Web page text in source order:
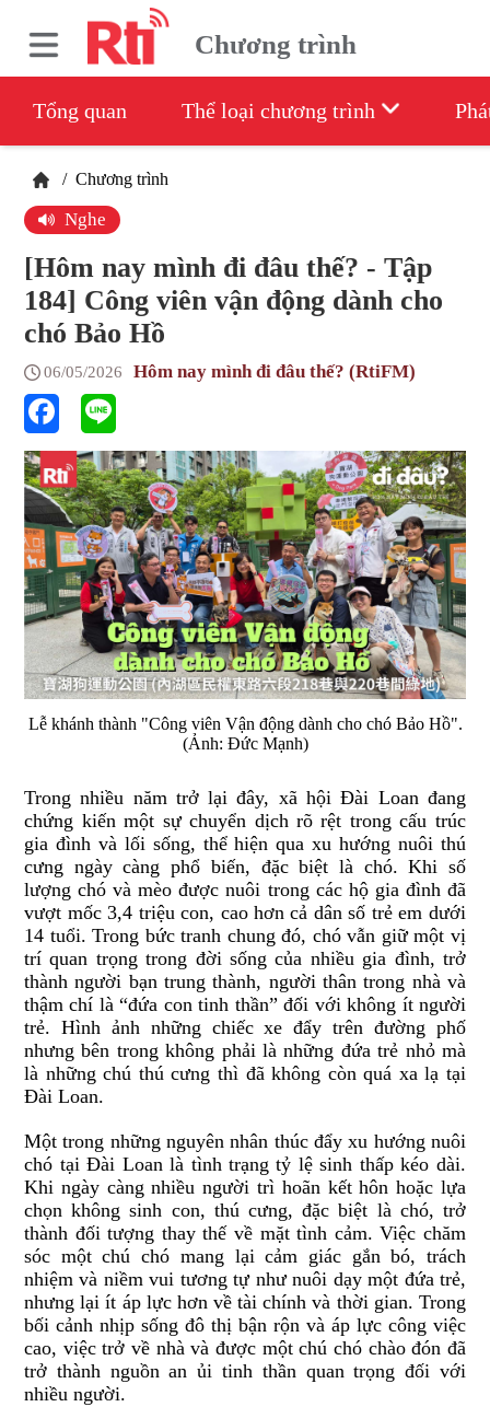
Chương trình
Tổng quan Thể loại chương trình
/ Chương trình
Nghe
[Hôm nay mình đi đâu thế? - Tập
184] Công viên vận động dành cho
chó Bảo Hồ
06/05/2026 Hôm nay mình đi đâu thế? (RtiFM)
Lễ khánh thành "Công viên Vận động dành cho chó Bảo Hồ".
(Ảnh: Đức Mạnh)
Trong nhiều năm trở lại đây, xã hội Đài Loan đang
chứng kiến một sự chuyển dịch rõ rệt trong cấu trúc
gia đình và lối sống, thể hiện qua xu hướng nuôi thú
cưng ngày càng phổ biến, đặc biệt là chó. Khi số
lượng chó và mèo được nuôi trong các hộ gia đình đã
vượt mốc 3,4 triệu con, cao hơn cả dân số trẻ em dưới
14 tuổi. Trong bức tranh chung đó, chó vẫn giữ một vị
trí quan trọng trong đời sống của nhiều gia đình, trở
thành người bạn trung thành, người thân trong nhà và
thậm chí là “đứa con tinh thần” đối với không ít người
trẻ. Hình ảnh những chiếc xe đẩy trên đường phố
nhưng bên trong không phải là những đứa trẻ nhỏ mà
là những chú thú cưng thì đã không còn quá xa lạ tại
Đài Loan.
Một trong những nguyên nhân thúc đẩy xu hướng nuôi
chó tại Đài Loan là tình trạng tỷ lệ sinh thấp kéo dài.
Khi ngày càng nhiều người trì hoãn kết hôn hoặc lựa
chọn không sinh con, thú cưng, đặc biệt là chó, trở
thành đối tượng thay thế về mặt tình cảm. Việc chăm
sóc một chú chó mang lại cảm giác gắn bó, trách
nhiệm và niềm vui tương tự như nuôi dạy một đứa trẻ,
nhưng lại ít áp lực hơn về tài chính và thời gian. Trong
bối cảnh nhịp sống đô thị bận rộn và áp lực công việc
cao, việc trở về nhà và được một chú chó chào đón đã
trở thành nguồn an ủi tinh thần quan trọng đối với
nhiều người.